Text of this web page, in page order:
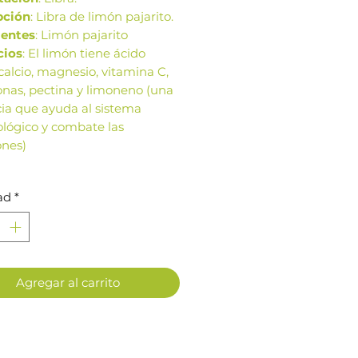
: Libra de limón pajarito.
: Limón pajarito
: El limón tiene ácido
magnesio, vitamina C,
pectina y limoneno (una
que ayuda al sistema
y combate las
Los tamaños,
y colores de la imagen
variar según cosechas o
*
Agregar al carrito